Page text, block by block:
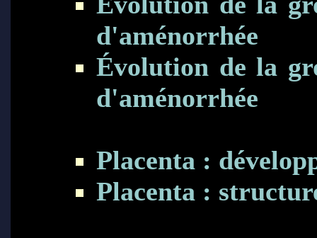
d'aménorrhée
Évolution de la
d'aménorrhée
Placenta :
Placenta :